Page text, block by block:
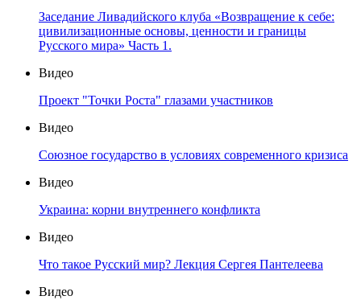
Заседание Ливадийского клуба «Возвращение к себе:
цивилизационные основы, ценности и границы
Русского мира» Часть 1.
Видео
Проект "Точки Роста" глазами участников
Видео
Союзное государство в условиях современного кризиса
Видео
Украина: корни внутреннего конфликта
Видео
Что такое Русский мир? Лекция Сергея Пантелеева
Видео